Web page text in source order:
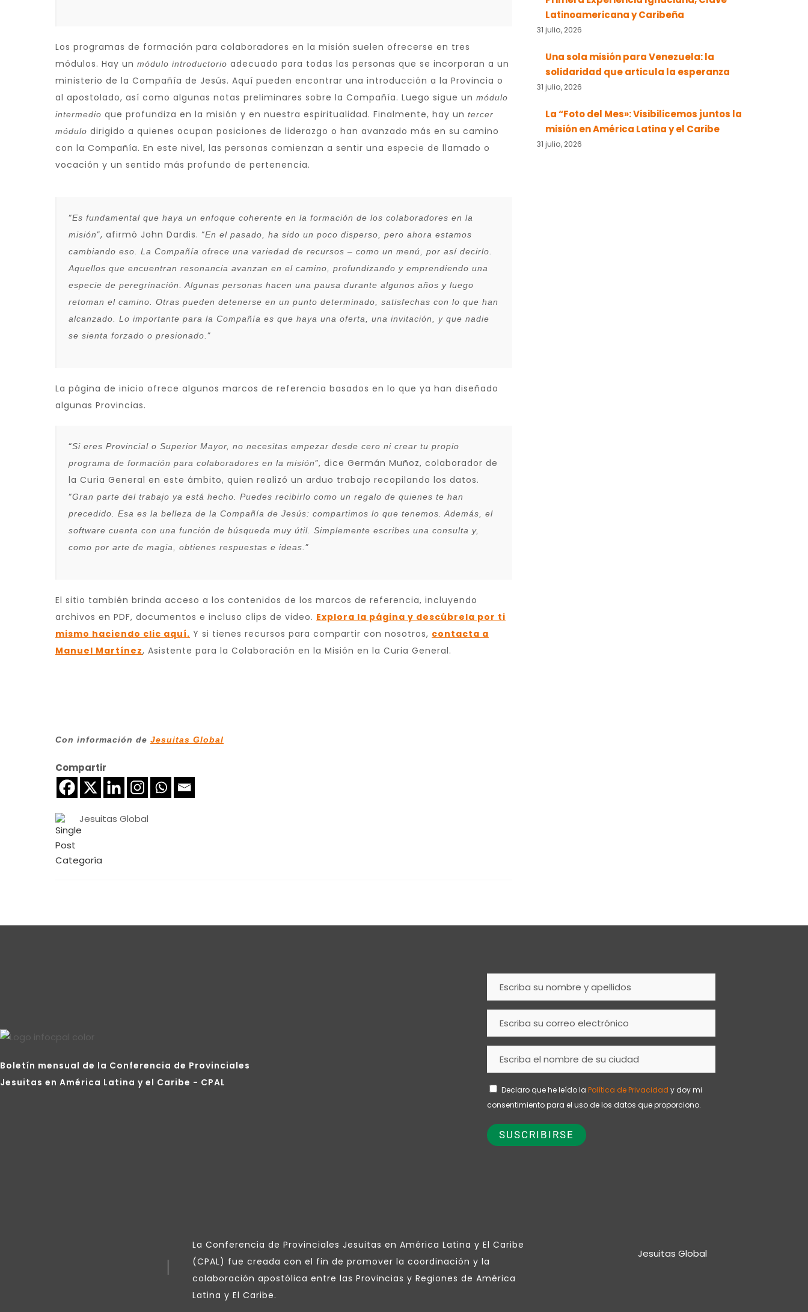
Los programas de formación para colaboradores en la misión suelen ofrecerse en tres
módulos. Hay un módulo introductorio adecuado para todas las personas que se incorporan a un
ministerio de la Compañía de Jesús. Aquí pueden encontrar una introducción a la Provincia o
al apostolado, así como algunas notas preliminares sobre la Compañía. Luego sigue un módulo
intermedio que profundiza en la misión y en nuestra espiritualidad. Finalmente, hay un tercer
módulo dirigido a quienes ocupan posiciones de liderazgo o han avanzado más en su camino
con la Compañía. En este nivel, las personas comienzan a sentir una especie de llamado o
vocación y un sentido más profundo de pertenencia.
“Es fundamental que haya un enfoque coherente en la formación de los colaboradores en la
misión”, afirmó John Dardis. “En el pasado, ha sido un poco disperso, pero ahora estamos
cambiando eso. La Compañía ofrece una variedad de recursos – como un menú, por así decirlo.
Aquellos que encuentran resonancia avanzan en el camino, profundizando y emprendiendo una
especie de peregrinación. Algunas personas hacen una pausa durante algunos años y luego
retoman el camino. Otras pueden detenerse en un punto determinado, satisfechas con lo que han
alcanzado. Lo importante para la Compañía es que haya una oferta, una invitación, y que nadie
se sienta forzado o presionado. ”
La página de inicio ofrece algunos marcos de referencia basados en lo que ya han diseñado
algunas Provincias.
“Si eres Provincial o Superior Mayor, no necesitas empezar desde cero ni crear tu propio
programa de formación para colaboradores en la misión”, dice Germán Muñoz, colaborador de
la Curia General en este ámbito, quien realizó un arduo trabajo recopilando los datos.
“Gran parte del trabajo ya está hecho. Puedes recibirlo como un regalo de quienes te han
precedido. Esa es la belleza de la Compañía de Jesús: compartimos lo que tenemos. Además, el
software cuenta con una función de búsqueda muy útil. Simplemente escribes una consulta y,
como por arte de magia, obtienes respuestas e ideas. ”
El sitio también brinda acceso a los contenidos de los marcos de referencia, incluyendo
archivos en PDF, documentos e incluso clips de video. Explora la página y descúbrela por ti
mismo haciendo clic aquí. Y si tienes recursos para compartir con nosotros, contacta a
Manuel Martínez, Asistente para la Colaboración en la Misión en la Curia General.
Con información de Jesuitas Global
Compartir
Jesuitas Global
Latinoamericana y Caribeña
31 julio, 2026
Una sola misión para Venezuela: la
solidaridad que articula la esperanza
31 julio, 2026
La “Foto del Mes»: Visibilicemos juntos la
misión en América Latina y el Caribe
31 julio, 2026
Boletín mensual de la Conferencia de Provinciales
Jesuitas en América Latina y el Caribe - CPAL
Declaro que he leído la Política de Privacidad y doy mi
consentimiento para el uso de los datos que proporciono.
La Conferencia de Provinciales Jesuitas en América Latina y El Caribe
(CPAL) fue creada con el fin de promover la coordinación y la
colaboración apostólica entre las Provincias y Regiones de América
Latina y El Caribe.
Jesuitas Global